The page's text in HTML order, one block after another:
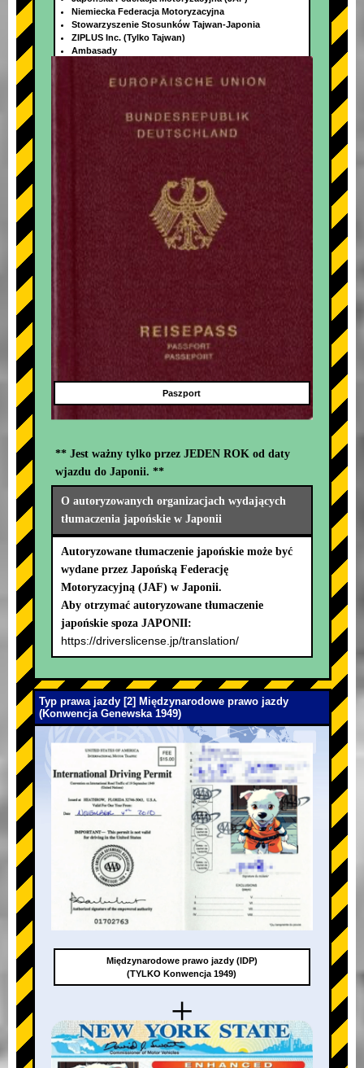
+
Niemiecka Federacja Motoryzacyjna
Stowarzyszenie Stosunków Tajwan-Japonia
ZIPLUS Inc. (Tylko Tajwan)
Ambasady
Paszport
** Jest ważny tylko przez JEDEN ROK od daty
wjazdu do Japonii. **
O autoryzowanych organizacjach wydających
tłumaczenia japońskie w Japonii
Autoryzowane tłumaczenie japońskie może być
wydane przez Japońską Federację
Motoryzacyjną (JAF) w Japonii.
Aby otrzymać autoryzowane tłumaczenie
japońskie spoza JAPONII:
https://driverslicense.jp/translation/
Typ prawa jazdy [2] Międzynarodowe prawo jazdy
(Konwencja Genewska 1949)
+
Międzynarodowe prawo jazdy (IDP)
(TYLKO Konwencja 1949)